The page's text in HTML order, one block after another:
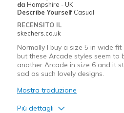
Special Occasions
Width
Feels true to
Sizing
Feels half size
da Hampshire - UK
Describe Yourself Casual
RECENSITO IL
skechers.co.uk
Normally I buy a size 5 in wide
but these Arcade styles seem to
another Arcade in size 6 and it
sad as such lovely designs.
Mostra traduzione
Più dettagli